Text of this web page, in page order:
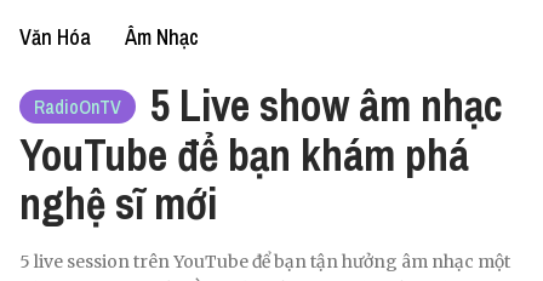
Văn Hóa Âm Nhạc
RadioOnTV
5 Live show âm nhạc
YouTube để bạn khám phá
nghệ sĩ mới
5 live session trên YouTube để bạn tận hưởng âm nhạc một